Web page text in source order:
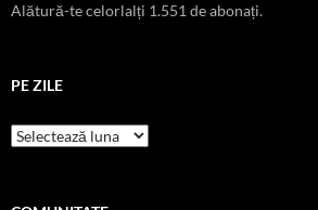
Alătură-te celorlalți 1.551 de abonați.
PE ZILE
pe
zile